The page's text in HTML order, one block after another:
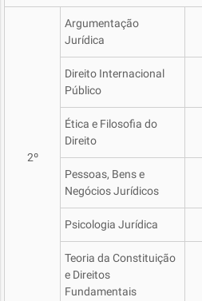
2º
Argumentação
Jurídica
Direito Internacional
Público
Ética e Filosofia do
Direito
Pessoas, Bens e
Negócios Jurídicos
Psicologia Jurídica
Teoria da Constituição
e Direitos
Fundamentais